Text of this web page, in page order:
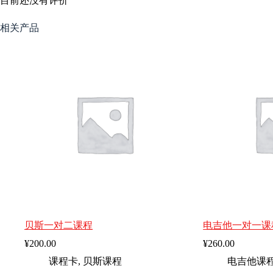
相关产品
贝斯一对二课程
¥200.00
课程卡, 贝斯课程
电吉他一对一
¥260.00
电吉他课